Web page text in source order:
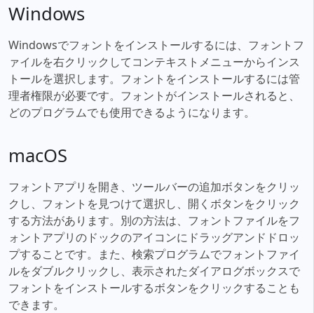
Windows
Windowsでフォントをインストールするには、フォントフ
ァイルを右クリックしてコンテキストメニューからインス
トールを選択します。フォントをインストールするには管
理者権限が必要です。フォントがインストールされると、
どのプログラムでも使用できるようになります。
macOS
フォントアプリを開き、ツールバーの追加ボタンをクリッ
クし、フォントを見つけて選択し、開くボタンをクリック
する方法があります。別の方法は、フォントファイルをフ
ォントアプリのドックのアイコンにドラッグアンドドロッ
プすることです。また、検索プログラムでフォントファイ
ルをダブルクリックし、表示されたダイアログボックスで
フォントをインストールするボタンをクリックすることも
できます。